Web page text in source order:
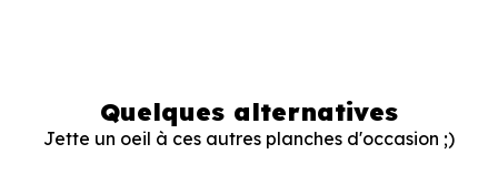
Quelques alternatives
Jette un oeil à ces autres planches d'occasion ;)